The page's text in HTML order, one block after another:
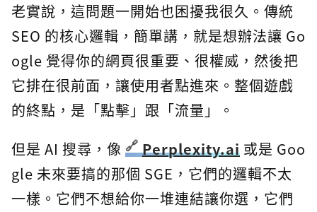
老實說，這問題一開始也困擾我很久。傳統
SEO 的核心邏輯，簡單講，就是想辦法讓 Go
ogle 覺得你的網頁很重要、很權威，然後把
它排在很前面，讓使用者點進來。整個遊戲
的終點，是「點擊」跟「流量」。
但是 AI 搜尋，像
Perplexity.ai 或是 Goo
gle 未來要搞的那個 SGE，它們的邏輯不太
一樣。它們不想給你一堆連結讓你選，它們